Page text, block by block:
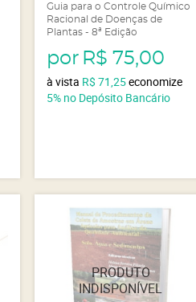
Guia para o Controle Químico
Racional de Doenças de
Plantas - 8ª Edição
por R$ 75,00
à vista R$ 71,25economize
5% no Depósito Bancário